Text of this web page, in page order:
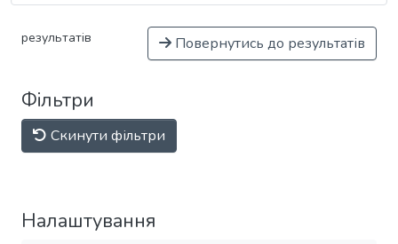
результатів Повернутись до результатів
Фільтри
Скинути фільтри
Налаштування